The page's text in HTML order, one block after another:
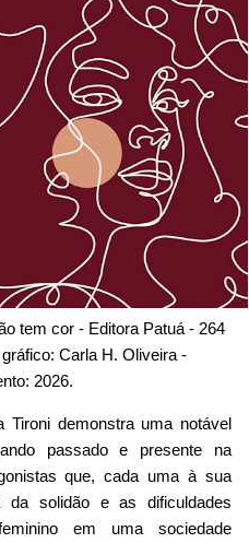
tem cor - Editora Patuá - 264
Carla H. Oliveira -
2026.
demonstra uma notável
passado e presente na
que, cada uma à sua
da solidão e as dificuldades
em uma sociedade